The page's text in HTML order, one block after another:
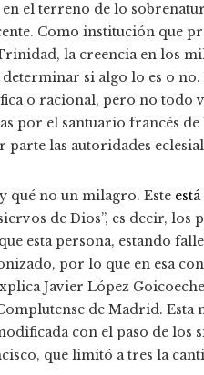
el terreno de lo
Como institución que
la creencia en los
si algo lo es o no.
o racional, pero no todo
por el santuario francés
las autoridades
qué no un milagro. Este
de Dios”, es decir, los
esta persona, estando
por lo que en esa
Javier López
de Madrid. Esta
con el paso de los
que limitó a tres la